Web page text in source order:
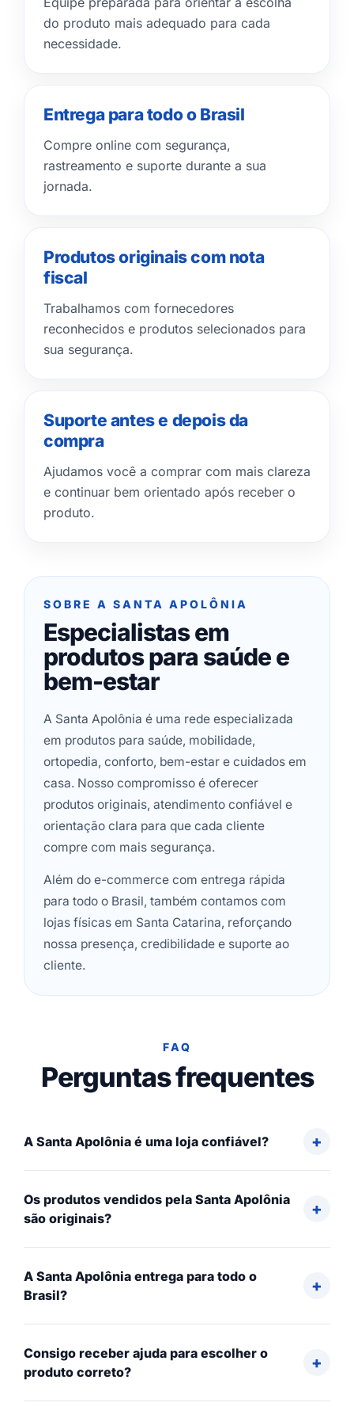
do produto mais adequado para cada
necessidade.
Entrega para todo o Brasil
Compre online com segurança,
rastreamento e suporte durante a sua
jornada.
Produtos originais com nota
fiscal
Trabalhamos com fornecedores
reconhecidos e produtos selecionados para
sua segurança.
Suporte antes e depois da
compra
Ajudamos você a comprar com mais clareza
e continuar bem orientado após receber o
produto.
SOBRE A SANTA APOLÔNIA
Especialistas em
produtos para saúde e
bem-estar
A Santa Apolônia é uma rede especializada
em produtos para saúde, mobilidade,
ortopedia, conforto, bem-estar e cuidados em
casa. Nosso compromisso é oferecer
produtos originais, atendimento confiável e
orientação clara para que cada cliente
compre com mais segurança.
Além do e-commerce com entrega rápida
para todo o Brasil, também contamos com
lojas físicas em Santa Catarina, reforçando
nossa presença, credibilidade e suporte ao
cliente.
FAQ
Perguntas frequentes
A Santa Apolônia é uma loja confiável?
Os produtos vendidos pela Santa Apolônia
são originais?
A Santa Apolônia entrega para todo o
Brasil?
Consigo receber ajuda para escolher o
produto correto?